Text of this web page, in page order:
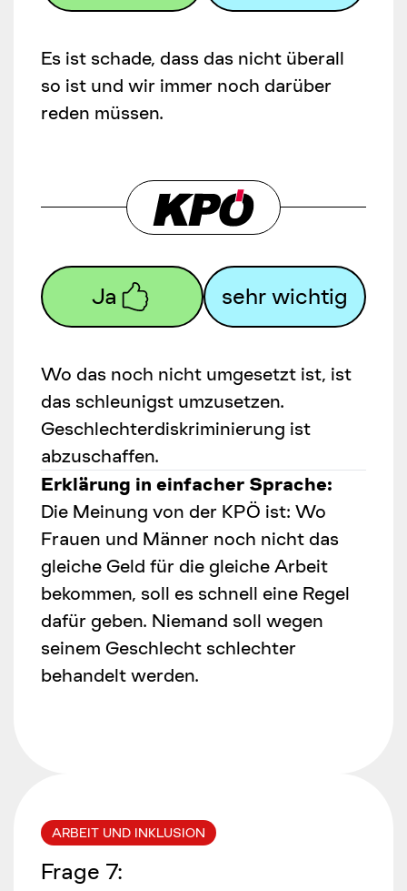
Es ist schade, dass das nicht überall
so ist und wir immer noch darüber
reden müssen.
Ja sehr wichtig
Wo das noch nicht umgesetzt ist, ist
das schleunigst umzusetzen.
Geschlechterdiskriminierung ist
abzuschaffen.
Erklärung in einfacher Sprache:
Die Meinung von der KPÖ ist: Wo
Frauen und Männer noch nicht das
gleiche Geld für die gleiche Arbeit
bekommen, soll es schnell eine Regel
dafür geben. Niemand soll wegen
seinem Geschlecht schlechter
behandelt werden.
ARBEIT UND INKLUSION
Frage 7: